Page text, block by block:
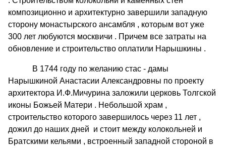
композиционно и архитектурно завершили западную
сторону монастырского ансамбля , которым вот уже
300 лет любуются москвичи . Причем все затраты на
обновление и строительство оплатили Нарышкины .
В 1744 году по желанию стас - дамы
Нарышкиной Анастасии Александровны по проекту
архитектора И.Ф.Мичурина заложили церковь Толгской
иконы Божьей Матери . Небольшой храм ,
строительство которого завершилось через 11 лет ,
дожил до наших дней и стоит между колокольней и
Братскими кельями , встроенный западной стороной в